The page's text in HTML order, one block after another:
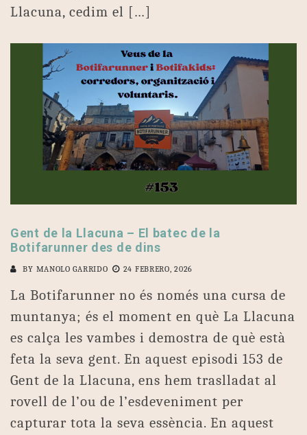
Llacuna, cedim el […]
Gent de la Llacuna – El batec de la
Botifarunner des de dins
BY MANOLO GARRIDO 24 FEBRERO, 2026
La Botifarunner no és només una cursa de
muntanya; és el moment en què La Llacuna
es calça les vambes i demostra de què està
feta la seva gent. En aquest episodi 153 de
Gent de la Llacuna, ens hem traslladat al
rovell de l’ou de l’esdeveniment per
capturar tota la seva essència. En aquest